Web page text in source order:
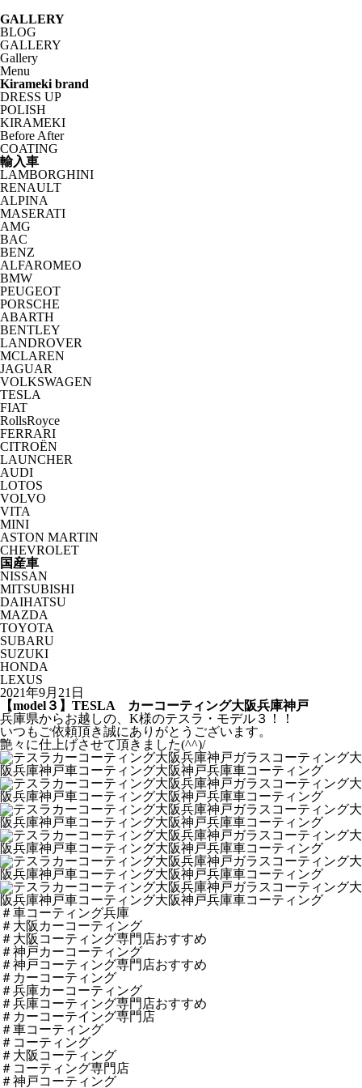
GALLERY
BLOG
GALLERY
Gallery
Menu
Kirameki brand
DRESS UP
POLISH
KIRAMEKI
Before After
COATING
輸入車
LAMBORGHINI
RENAULT
ALPINA
MASERATI
AMG
BAC
BENZ
ALFAROMEO
BMW
PEUGEOT
PORSCHE
ABARTH
BENTLEY
LANDROVER
MCLAREN
JAGUAR
VOLKSWAGEN
TESLA
FIAT
RollsRoyce
FERRARI
CITROËN
LAUNCHER
AUDI
LOTOS
VOLVO
VITA
MINI
ASTON MARTIN
CHEVROLET
国産車
NISSAN
MITSUBISHI
DAIHATSU
MAZDA
TOYOTA
SUBARU
SUZUKI
HONDA
LEXUS
2021年9月21日
【model３】TESLA カーコーティング大阪兵庫神戸
兵庫県からお越しの、K様のテスラ・モデル３！！
いつもご依頼頂き誠にありがとうございます。
艶々に仕上げさせて頂きました(^^)/
＃車コーティング兵庫
＃大阪カーコーティング
＃大阪コーティング専門店おすすめ
＃神戸カーコーティング
＃神戸コーティング専門店おすすめ
＃カーコーティング
＃兵庫カーコーティング
＃兵庫コーティング専門店おすすめ
＃カーコーテイング専門店
＃車コーティング
＃コーティング
＃大阪コーティング
＃コーティング専門店
＃神戸コーティング